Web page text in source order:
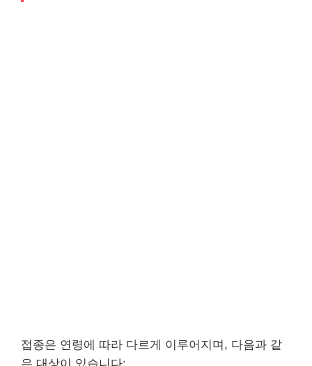
접종은 연령에 따라 다르게 이루어지며, 다음과 같
은 대상이 있습니다: